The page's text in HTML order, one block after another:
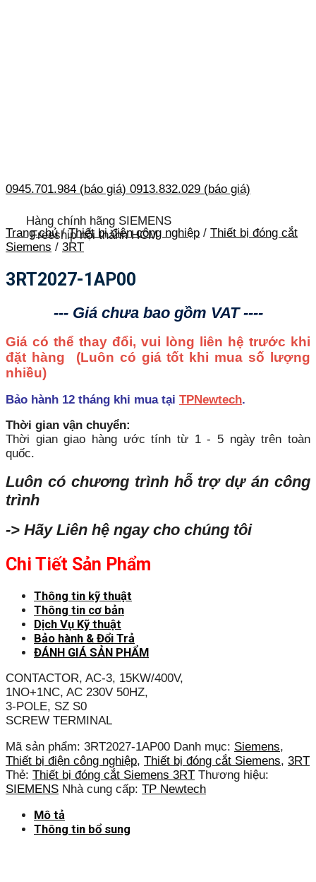
0945.701.984 (báo giá) 0913.832.029 (báo giá)
Hàng chính hãng SIEMENS
Freeship nội thành HCM
Trang chủ / Thiết bị điện công nghiệp / Thiết bị đóng cắt
Siemens / 3RT
3RT2027-1AP00
--- Giá chưa bao gồm VAT ----
Giá có thể thay đổi, vui lòng liên hệ trước khi
đặt hàng (Luôn có giá tốt khi mua số lượng
nhiều)
Bảo hành 12 tháng khi mua tại TPNewtech.
Thời gian vận chuyển:
Thời gian giao hàng ước tính từ 1 - 5 ngày trên toàn
quốc.
Luôn có chương trình hỗ trợ dự án công
trình
-> Hãy Liên hệ ngay cho chúng tôi
Chi Tiết Sản Phẩm
Thông tin kỹ thuật
Thông tin cơ bản
Dịch Vụ Kỹ thuật
Bảo hành & Đổi Trả
ĐÁNH GIÁ SẢN PHẨM
CONTACTOR, AC-3, 15KW/400V,
1NO+1NC, AC 230V 50HZ,
3-POLE, SZ S0
SCREW TERMINAL
Mã sản phẩm: 3RT2027-1AP00 Danh mục: Siemens,
Thiết bị điện công nghiệp, Thiết bị đóng cắt Siemens, 3RT
Thẻ: Thiết bị đóng cắt Siemens 3RT Thương hiệu:
SIEMENS Nhà cung cấp: TP Newtech
Mô tả
Thông tin bổ sung